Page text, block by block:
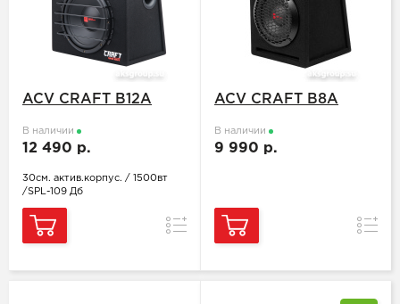
ACV CRAFT B12A
В наличии
12 490 р.
30см. актив.корпус. / 1500вт
/SPL-109 Дб
Сравнение
ACV CRAFT B8A
В наличии
9 990 р.